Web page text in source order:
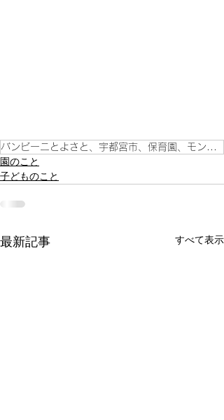
バンビーニとよさと、宇都宮市、保育園、モンテッソーリ教育、豊郷地区、こども、
園のこと
子どものこと
最新記事 すべて表示